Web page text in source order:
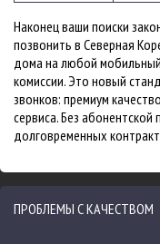
Наконец ваши поиски
позвонить в Северная
дома на любой
комиссии. Это новый
звонков: премиум
сервиса. Без
долговременных
ПРОБЛЕМЫ С КАЧЕСТВОМ